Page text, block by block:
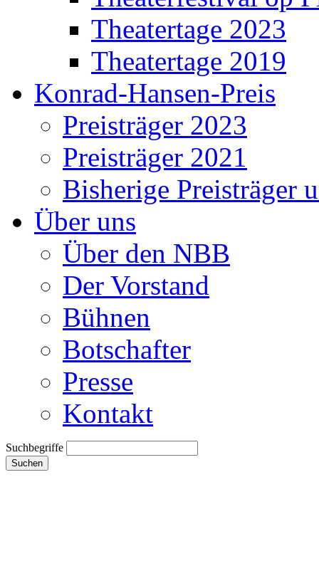
Theatertage 2023
Theatertage 2019
Konrad-Hansen-Preis
Preisträger 2023
Preisträger 2021
Bisherige Preisträger
Über uns
Über den NBB
Der Vorstand
Bühnen
Botschafter
Presse
Kontakt
Suchbegriffe
Suchen